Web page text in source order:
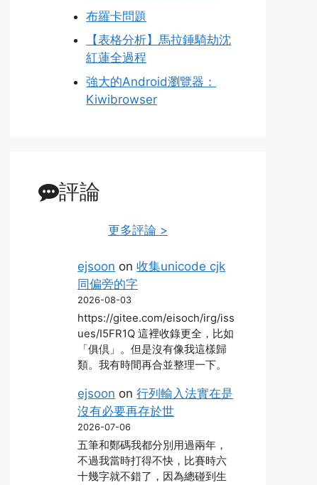
布羅卡問題
【表格分析】馬拉錘騎劫沈
紅蓮全過程
強大的Android瀏覽器：
Kiwibrowser
評論
更多評論 >
ejsoon on收集unicode cjk
同偏旁的字
2026-08-03
https://gitee.com/eisoch/irg/iss
ues/I5FR1Q 這裡收錄更全，比如
「俱倶」。但是沒有像我這樣歸
類。我有時間再合並整理一下。
ejsoon on行列輸入法實在是
沒有必要再存於世
2026-07-06
五筆和鄭碼我都分別用過兩年，
不過我當時打得不快，比賽時六
十幾字就不錯了，因為總碰到生